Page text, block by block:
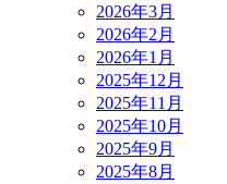
2026年3月
2026年2月
2026年1月
2025年12月
2025年11月
2025年10月
2025年9月
2025年8月